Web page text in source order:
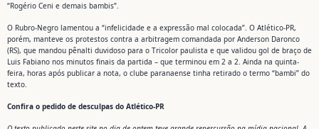
“Rogério Ceni e demais bambis”.
O Rubro-Negro lamentou a “infelicidade e a expressão mal colocada”. O Atlético-PR,
porém, manteve os protestos contra a arbitragem comandada por Anderson Daronco
(RS), que mandou pênalti duvidoso para o Tricolor paulista e que validou gol de braço de
Luis Fabiano nos minutos finais da partida – que terminou em 2 a 2. Ainda na quinta-
feira, horas após publicar a nota, o clube paranaense tinha retirado o termo “bambi” do
texto.
Confira o pedido de desculpas do Atlético-PR